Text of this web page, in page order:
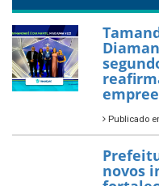
para
7 de
—